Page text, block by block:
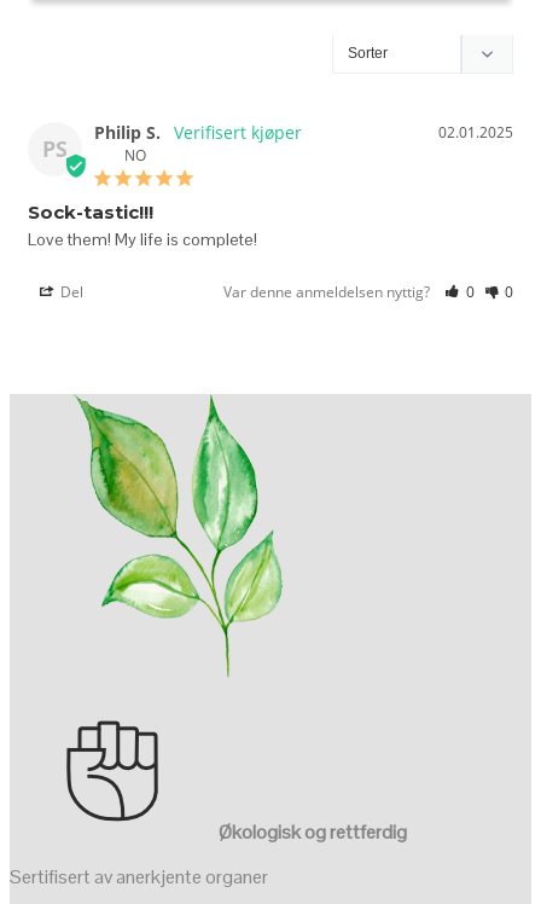
PS
02.01.2025
Philip S.
NO
Sock-tastic!!!
Love them! My life is complete!
Del Var denne anmeldelsen nyttig? 0 0
Økologisk og rettferdig
Sertifisert av anerkjente organer